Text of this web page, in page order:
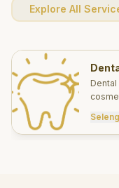
Explore All